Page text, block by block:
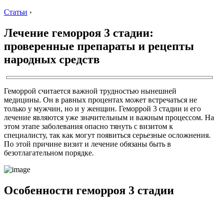
Статьи ›
Лечение геморроя 3 стадии:
проверенные препараты и рецепты
народных средств
Геморрой считается важной трудностью нынешней
медицины. Он в равных процентах может встречаться не
только у мужчин, но и у женщин. Геморрой 3 стадии и его
лечение являются уже значительным и важным процессом. На
этом этапе заболевания опасно тянуть с визитом к
специалисту, так как могут появиться серьезные осложнения.
По этой причине визит и лечение обязаны быть в
безотлагательном порядке.
Особенности геморроя 3 стадии